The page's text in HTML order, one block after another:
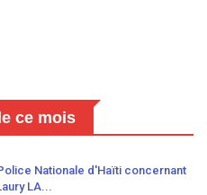
ce mois
Nationale d'Haïti concernant
LA...